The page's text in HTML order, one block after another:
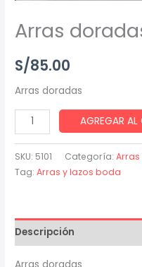
Arras
S/85.00
Arras doradas
AGREGAR AL
SKU: 5101 Categoría:Arras
Tag:Arras y lazos boda
Descripción
Arras doradas